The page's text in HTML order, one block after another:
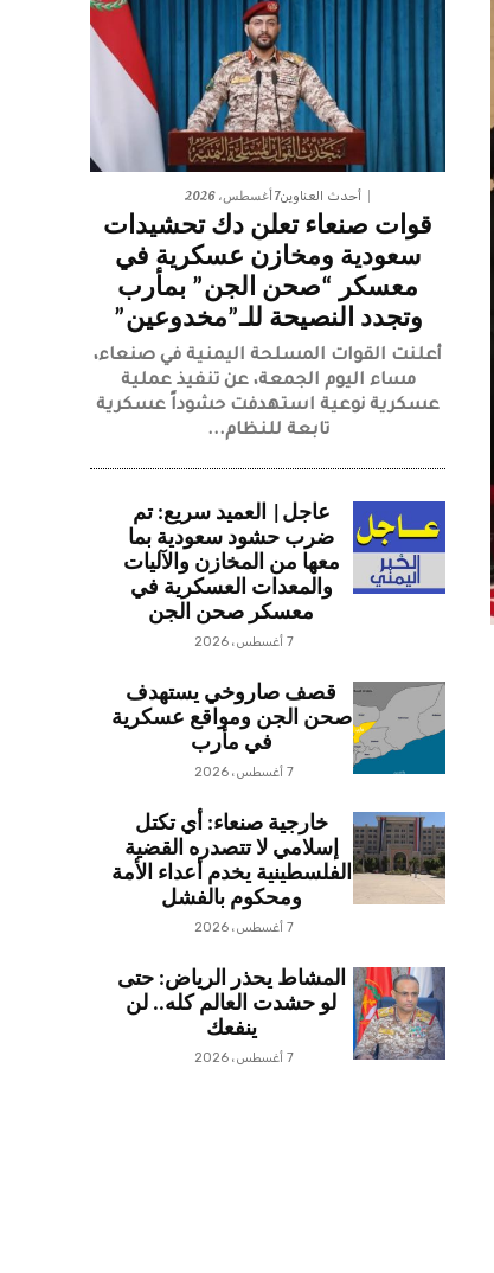
أحدث العناوين7 أغسطس، 2026
قوات صنعاء تعلن دك تحشيدات
سعودية ومخازن عسكرية في
معسكر “صحن الجن” بمأرب
وتجدد النصيحة للـ”مخدوعين”
أعلنت القوات المسلحة اليمنية في صنعاء،
مساء اليوم الجمعة، عن تنفيذ عملية
عسكرية نوعية استهدفت حشوداً عسكرية
تابعة للنظام...
عاجل| العميد سريع: تم
ضرب حشود سعودية بما
معها من المخازن والآليات
والمعدات العسكرية في
معسكر صحن الجن
7 أغسطس، 2026
قصف صاروخي يستهدف
صحن الجن ومواقع عسكرية
في مأرب
7 أغسطس، 2026
خارجية صنعاء: أي تكتل
إسلامي لا تتصدره القضية
الفلسطينية يخدم أعداء الأمة
ومحكوم بالفشل
7 أغسطس، 2026
المشاط يحذر الرياض: حتى
لو حشدت العالم كله.. لن
ينفعك
7 أغسطس، 2026